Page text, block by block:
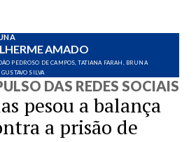
AMADO
PEDROSO DE CAMPOS, TATIANA FARAH, BRUNA
SILVA
DAS REDES SOCIAIS
pesou a balança
a prisão de